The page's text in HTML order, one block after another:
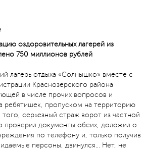
оздоровительных лагерей из
750 миллионов рублей
лагерь отдыха «Солнышко» вместе с
Краснозерского района
в числе прочих вопросов и
ребятишек, пропуском на территорию
серьезный страж ворот из частной
проверил документы обеих, доложил о
по телефону и, только получив
персоны, двинулся… Нет, не